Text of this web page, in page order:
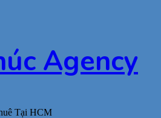
Agency
Tại HCM